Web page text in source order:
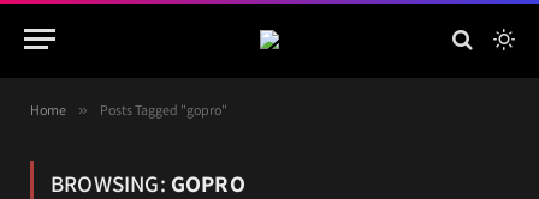
Home » Posts Tagged "gopro"
BROWSING: GOPRO